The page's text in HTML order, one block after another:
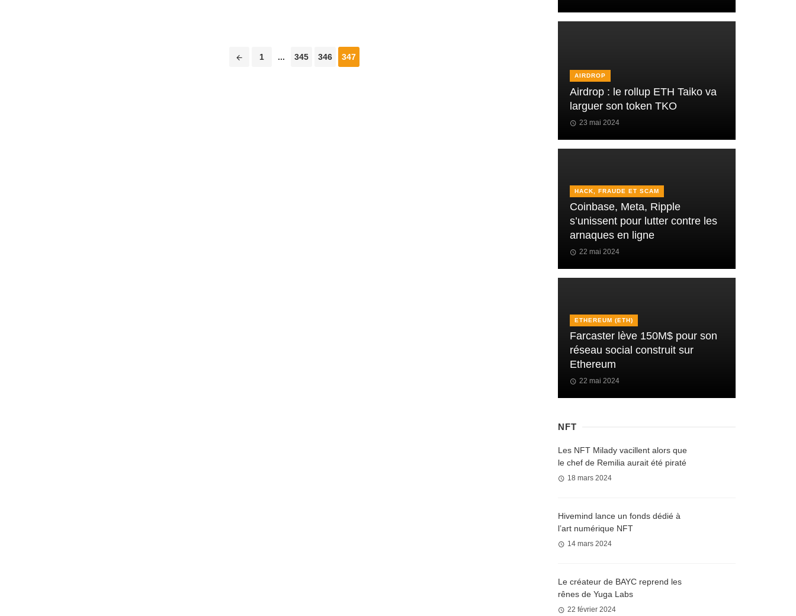
1 ... 345 346 347
AIRDROP
Airdrop : le rollup ETH Taiko va
larguer son token TKO
23 mai 2024
HACK, FRAUDE ET SCAM
Coinbase, Meta, Ripple
s’unissent pour lutter contre les
arnaques en ligne
22 mai 2024
ETHEREUM (ETH)
Farcaster lève 150M$ pour son
réseau social construit sur
Ethereum
22 mai 2024
NFT
Les NFT Milady vacillent alors que
le chef de Remilia aurait été piraté
18 mars 2024
Hivemind lance un fonds dédié à
l’art numérique NFT
14 mars 2024
Le créateur de BAYC reprend les
rênes de Yuga Labs
22 février 2024